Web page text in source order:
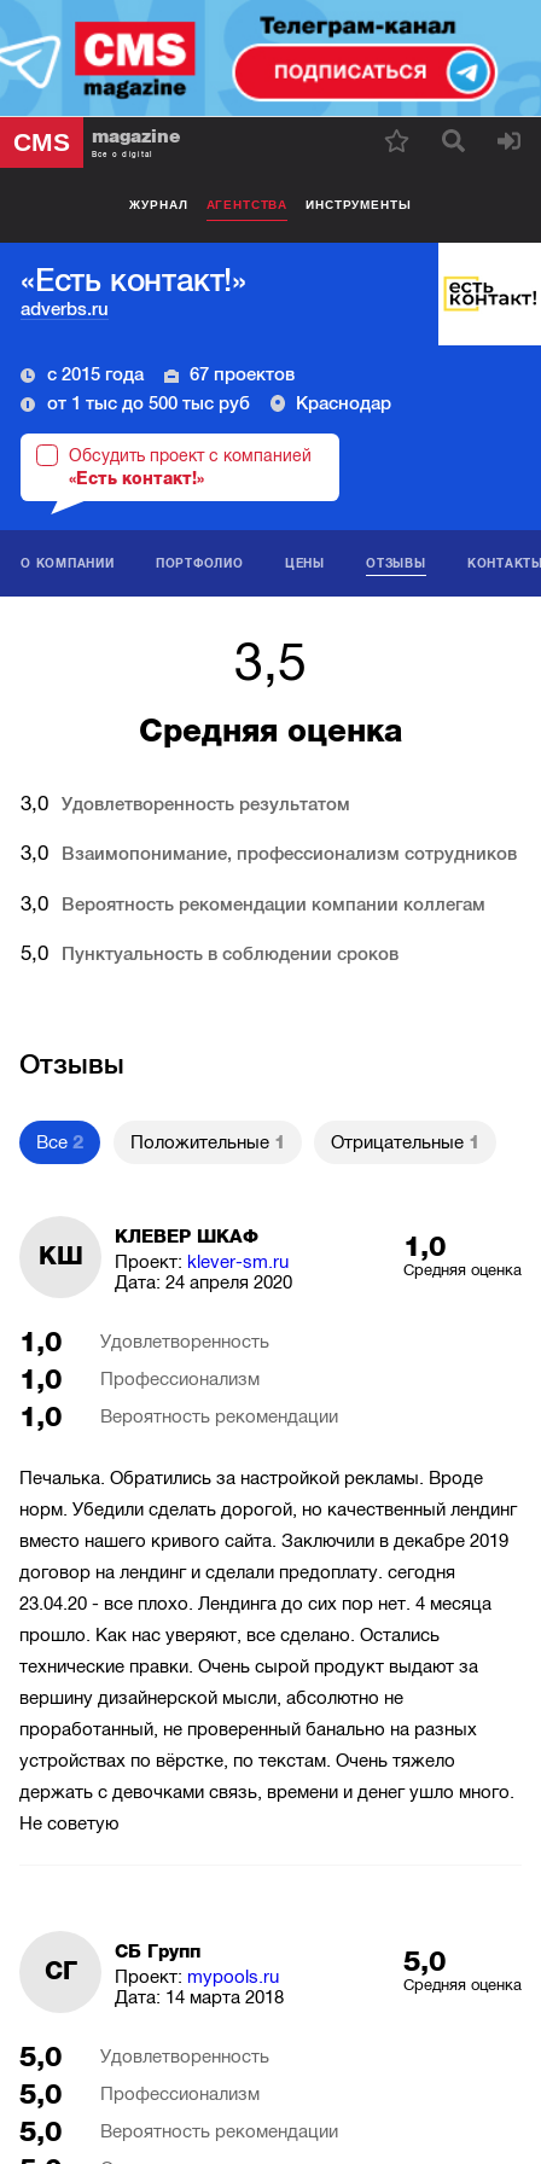
CMS magazine
Все о digital
ЖУРНАЛ АГЕНТСТВА ИНСТРУМЕНТЫ
«Есть контакт!»
adverbs.ru
с 2015 года
67 проектов
от 1 тыс до 500 тыс руб
Краснодар
Обсудить проект с компанией
«Есть контакт!»
О КОМПАНИИ ПОРТФОЛИО ЦЕНЫ ОТЗЫВЫ
3,5
Средняя оценка
3,0 Удовлетворенность результатом
3,0 Взаимопонимание, профессионализм сотрудников
3,0 Вероятность рекомендации компании коллегам
5,0 Пунктуальность в соблюдении сроков
Отзывы
Все 2 Положительные 1 Отрицательные 1
КШ
КЛЕВЕР ШКАФ
Проект: klever-sm.ru
Дата: 24 апреля 2020
1,0
Средняя оценка
1,0 Удовлетворенность
1,0 Профессионализм
1,0 Вероятность рекомендации
Печалька. Обратились за настройкой рекламы. Вроде
норм. Убедили сделать дорогой, но качественный лендинг
вместо нашего кривого сайта. Заключили в декабре 2019
договор на лендинг и сделали предоплату. сегодня
23.04.20 - все плохо. Лендинга до сих пор нет. 4 месяца
прошло. Как нас уверяют, все сделано. Остались
технические правки. Очень сырой продукт выдают за
вершину дизайнерской мысли, абсолютно не
проработанный, не проверенный банально на разных
устройствах по вёрстке, по текстам. Очень тяжело
держать с девочками связь, времени и денег ушло много.
Не советую
СГ
СБ Групп
Проект: mypools.ru
Дата: 14 марта 2018
5,0
Средняя оценка
5,0 Удовлетворенность
5,0 Профессионализм
5,0 Вероятность рекомендации